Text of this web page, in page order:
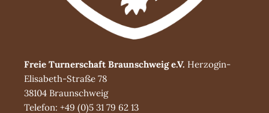
Freie Turnerschaft Braunschweig e.V. Herzogin-
Elisabeth-Straße 78
38104 Braunschweig
Telefon: +49 (0)5 31 79 62 13